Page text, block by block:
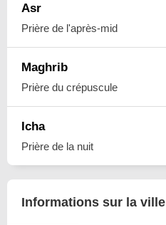
Asr
Prière de l'après-mid
Maghrib
Prière du crépuscule
Icha
Prière de la nuit
Informations sur la ville